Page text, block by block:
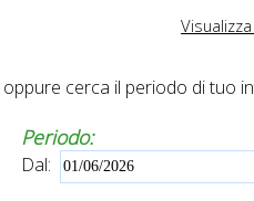
oppure cerca il periodo di tuo
Periodo:
Dal: